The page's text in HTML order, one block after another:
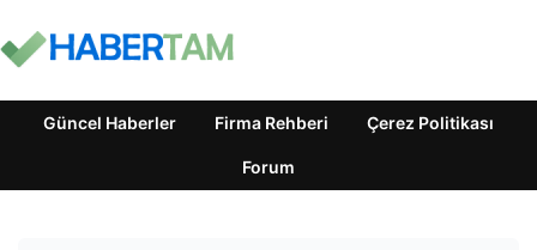
Güncel Haberler Firma Rehberi Çerez Politikası
Forum